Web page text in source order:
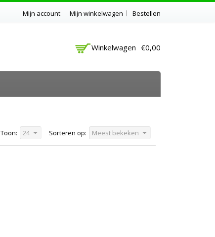
Mijn account Mijn winkelwagen Bestellen
Winkelwagen €0,00
Sorteren op: Meest bekeken
Toon: 24